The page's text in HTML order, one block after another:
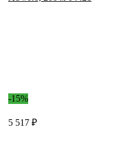
-15%
5 517 ₽